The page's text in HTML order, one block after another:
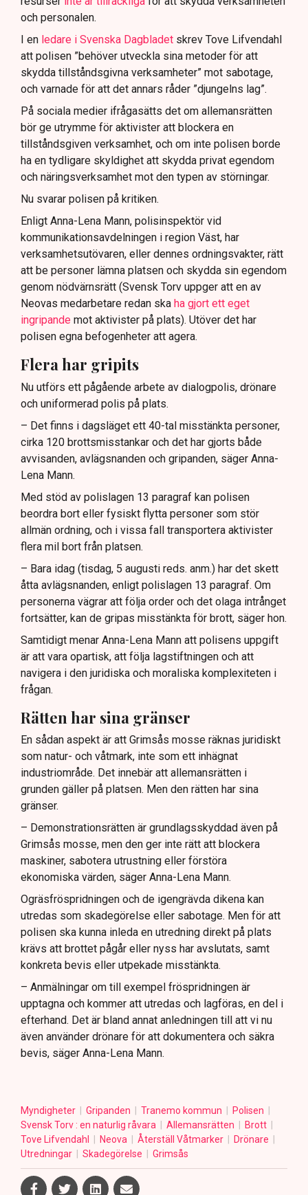
och personalen.
I en ledare i Svenska Dagbladet skrev Tove Lifvendahl
att polisen ”behöver utveckla sina metoder för att
skydda tillståndsgivna verksamheter” mot sabotage,
och varnade för att det annars råder ”djungelns lag”.
På sociala medier ifrågasätts det om allemansrätten
bör ge utrymme för aktivister att blockera en
tillståndsgiven verksamhet, och om inte polisen borde
ha en tydligare skyldighet att skydda privat egendom
och näringsverksamhet mot den typen av störningar.
Nu svarar polisen på kritiken.
Enligt Anna-Lena Mann, polisinspektör vid
kommunikationsavdelningen i region Väst, har
verksamhetsutövaren, eller dennes ordningsvakter, rätt
att be personer lämna platsen och skydda sin egendom
genom nödvärnsrätt (Svensk Torv uppger att en av
Neovas medarbetare redan ska ha gjort ett eget
ingripande mot aktivister på plats). Utöver det har
polisen egna befogenheter att agera.
Flera har gripits
Nu utförs ett pågående arbete av dialogpolis, drönare
och uniformerad polis på plats.
– Det finns i dagsläget ett 40-tal misstänkta personer,
cirka 120 brottsmisstankar och det har gjorts både
avvisanden, avlägsnanden och gripanden, säger Anna-
Lena Mann.
Med stöd av polislagen 13 paragraf kan polisen
beordra bort eller fysiskt flytta personer som stör
allmän ordning, och i vissa fall transportera aktivister
flera mil bort från platsen.
– Bara idag (tisdag, 5 augusti reds. anm.) har det skett
åtta avlägsnanden, enligt polislagen 13 paragraf. Om
personerna vägrar att följa order och det olaga intrånget
fortsätter, kan de gripas misstänkta för brott, säger hon.
Samtidigt menar Anna-Lena Mann att polisens uppgift
är att vara opartisk, att följa lagstiftningen och att
navigera i den juridiska och moraliska komplexiteten i
frågan.
Rätten har sina gränser
En sådan aspekt är att Grimsås mosse räknas juridiskt
som natur- och våtmark, inte som ett inhägnat
industriområde. Det innebär att allemansrätten i
grunden gäller på platsen. Men den rätten har sina
gränser.
– Demonstrationsrätten är grundlagsskyddad även på
Grimsås mosse, men den ger inte rätt att blockera
maskiner, sabotera utrustning eller förstöra
ekonomiska värden, säger Anna-Lena Mann.
Ogräsfröspridningen och de igengrävda dikena kan
utredas som skadegörelse eller sabotage. Men för att
polisen ska kunna inleda en utredning direkt på plats
krävs att brottet pågår eller nyss har avslutats, samt
konkreta bevis eller utpekade misstänkta.
– Anmälningar om till exempel fröspridningen är
upptagna och kommer att utredas och lagföras, en del i
efterhand. Det är bland annat anledningen till att vi nu
även använder drönare för att dokumentera och säkra
bevis, säger Anna-Lena Mann.
Myndigheter Gripanden Tranemo kommun
Polisen
Svensk Torv : en naturlig råvara
Allemansrätten
Brott
Tove Lifvendahl
Neova Återställ Våtmarker
Drönare
Utredningar
Skadegörelse Grimsås